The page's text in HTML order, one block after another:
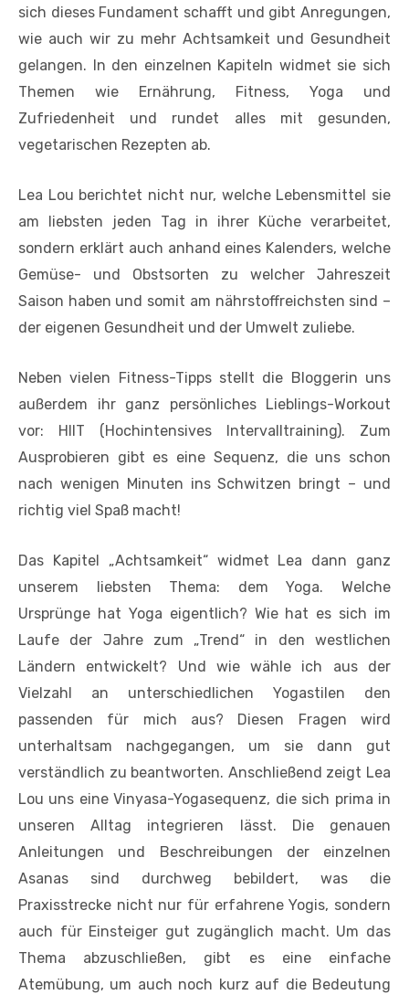
sich dieses Fundament schafft und gibt Anregungen,
wie auch wir zu mehr Achtsamkeit und Gesundheit
gelangen. In den einzelnen Kapiteln widmet sie sich
Themen wie Ernährung, Fitness, Yoga und
Zufriedenheit und rundet alles mit gesunden,
vegetarischen Rezepten ab.
Lea Lou berichtet nicht nur, welche Lebensmittel sie
am liebsten jeden Tag in ihrer Küche verarbeitet,
sondern erklärt auch anhand eines Kalenders, welche
Gemüse- und Obstsorten zu welcher Jahreszeit
Saison haben und somit am nährstoffreichsten sind –
der eigenen Gesundheit und der Umwelt zuliebe.
Neben vielen Fitness-Tipps stellt die Bloggerin uns
außerdem ihr ganz persönliches Lieblings-Workout
vor: HIIT (Hochintensives Intervalltraining). Zum
Ausprobieren gibt es eine Sequenz, die uns schon
nach wenigen Minuten ins Schwitzen bringt – und
richtig viel Spaß macht!
Das Kapitel „Achtsamkeit“ widmet Lea dann ganz
unserem liebsten Thema: dem Yoga. Welche
Ursprünge hat Yoga eigentlich? Wie hat es sich im
Laufe der Jahre zum „Trend“ in den westlichen
Ländern entwickelt? Und wie wähle ich aus der
Vielzahl an unterschiedlichen Yogastilen den
passenden für mich aus? Diesen Fragen wird
unterhaltsam nachgegangen, um sie dann gut
verständlich zu beantworten. Anschließend zeigt Lea
Lou uns eine Vinyasa-Yogasequenz, die sich prima in
unseren Alltag integrieren lässt. Die genauen
Anleitungen und Beschreibungen der einzelnen
Asanas sind durchweg bebildert, was die
Praxisstrecke nicht nur für erfahrene Yogis, sondern
auch für Einsteiger gut zugänglich macht. Um das
Thema abzuschließen, gibt es eine einfache
Atemübung, um auch noch kurz auf die Bedeutung